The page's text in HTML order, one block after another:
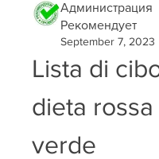
Администрация
Рекомендует
September 7, 2023
Lista di
dieta rossa
verde